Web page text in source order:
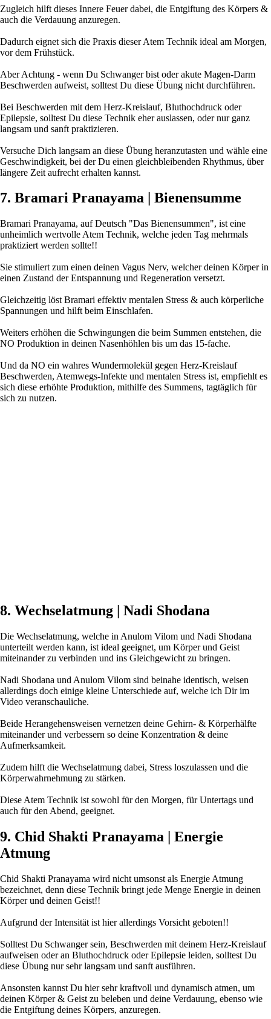
Zugleich hilft dieses Innere Feuer dabei, die Entgiftung des Körpers &
auch die Verdauung anzuregen.
Dadurch eignet sich die Praxis dieser Atem Technik ideal am Morgen,
vor dem Frühstück.
Aber Achtung - wenn Du Schwanger bist oder akute Magen-Darm
Beschwerden aufweist, solltest Du diese Übung nicht durchführen.
Bei Beschwerden mit dem Herz-Kreislauf, Bluthochdruck oder
Epilepsie, solltest Du diese Technik eher auslassen, oder nur ganz
langsam und sanft praktizieren.
Versuche Dich langsam an diese Übung heranzutasten und wähle eine
Geschwindigkeit, bei der Du einen gleichbleibenden Rhythmus, über
längere Zeit aufrecht erhalten kannst.
7. Bramari Pranayama | Bienensumme
Bramari Pranayama, auf Deutsch "Das Bienensummen", ist eine
unheimlich wertvolle Atem Technik, welche jeden Tag mehrmals
praktiziert werden sollte!!
Sie stimuliert zum einen deinen Vagus Nerv, welcher deinen Körper in
einen Zustand der Entspannung und Regeneration versetzt.
Gleichzeitig löst Bramari effektiv mentalen Stress & auch körperliche
Spannungen und hilft beim Einschlafen.
Weiters erhöhen die Schwingungen die beim Summen entstehen, die
NO Produktion in deinen Nasenhöhlen bis um das 15-fache.
Und da NO ein wahres Wundermolekül gegen Herz-Kreislauf
Beschwerden, Atemwegs-Infekte und mentalen Stress ist, empfiehlt es
sich diese erhöhte Produktion, mithilfe des Summens, tagtäglich für
sich zu nutzen.
8. Wechselatmung | Nadi Shodana
Die Wechselatmung, welche in Anulom Vilom und Nadi Shodana
unterteilt werden kann, ist ideal geeignet, um Körper und Geist
miteinander zu verbinden und ins Gleichgewicht zu bringen.
Nadi Shodana und Anulom Vilom sind beinahe identisch, weisen
allerdings doch einige kleine Unterschiede auf, welche ich Dir im
Video veranschauliche.
Beide Herangehensweisen vernetzen deine Gehirn- & Körperhälfte
miteinander und verbessern so deine Konzentration & deine
Aufmerksamkeit.
Zudem hilft die Wechselatmung dabei, Stress loszulassen und die
Körperwahrnehmung zu stärken.
Diese Atem Technik ist sowohl für den Morgen, für Untertags und
auch für den Abend, geeignet.
9. Chid Shakti Pranayama | Energie
Atmung
Chid Shakti Pranayama wird nicht umsonst als Energie Atmung
bezeichnet, denn diese Technik bringt jede Menge Energie in deinen
Körper und deinen Geist!!
Aufgrund der Intensität ist hier allerdings Vorsicht geboten!!
Solltest Du Schwanger sein, Beschwerden mit deinem Herz-Kreislauf
aufweisen oder an Bluthochdruck oder Epilepsie leiden, solltest Du
diese Übung nur sehr langsam und sanft ausführen.
Ansonsten kannst Du hier sehr kraftvoll und dynamisch atmen, um
deinen Körper & Geist zu beleben und deine Verdauung, ebenso wie
die Entgiftung deines Körpers, anzuregen.